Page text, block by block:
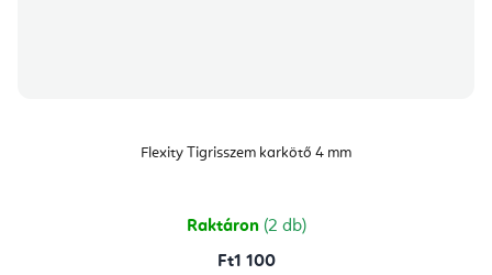
Flexity Tigrisszem karkötő 4 mm
Raktáron (2 db)
Ft1 100